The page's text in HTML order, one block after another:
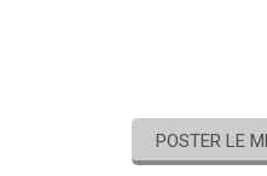
POSTER LE